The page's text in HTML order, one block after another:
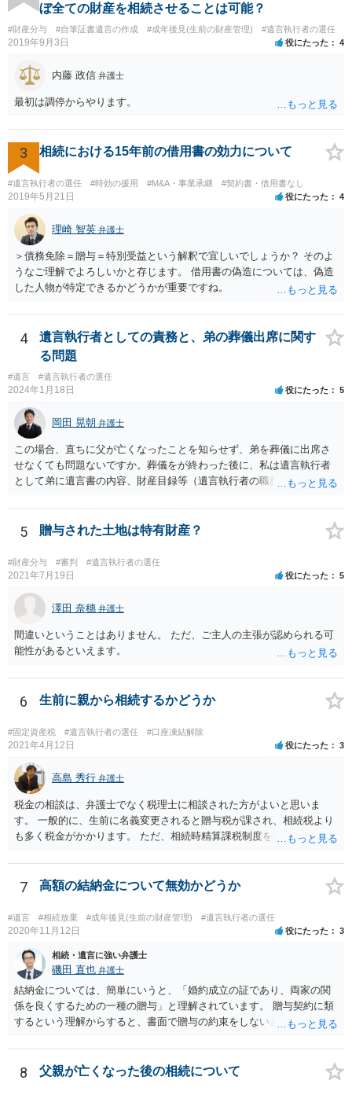
ぼ全ての財産を相続させることは可能？
#財産分与 #自筆証書遺言の作成 #成年後見(生前の財産管理) #遺言執行者の選任
2019年9月3日 役にたった 4
内藤 政信 弁護士
最初は調停からやります。
3 相続における15年前の借用書の効力について
#遺言執行者の選任 #時効の援用 #M&A・事業承継 #契約書・借用書なし
2019年5月21日 役にたった 4
理崎 智英 弁護士
＞債務免除＝贈与＝特別受益という解釈で宜しいでしょうか？ そのよ
うなご理解でよろしいかと存じます。 借用書の偽造については、偽造
した人物が特定できるかどうかが重要ですね。
4
遺言執行者としての責務と、弟の葬儀出席に関す
る問題
#遺言 #遺言執行者の選任
2024年1月18日 役にたった 5
岡田 晃朝 弁護士
この場合、直ちに父が亡くなったことを知らせず、弟を葬儀に出席さ
せなくても問題ないですか。葬儀をが終わった後に、私は遺言執行者
として弟に遺言書の内容、財産目録等（遺言執行者の職務）を知らせ
るかは喪主の自由です。 呼ばなくてもかまいません。 そもそも、そう
いう法律関係にありません。 遺言の内容と遺産の総額の通知、公正証
で、対応しましょう。 そのあとは遺留分の請求などがあればそれへの
対応となるでしょう。
5 贈与された土地は特有財産？
#財産分与 #審判 #遺言執行者の選任
2021年7月19日 役にたった 5
澤田 奈穗 弁護士
間違いということはありません。 ただ、ご主人の主張が認められる可
能性があるといえます。
6 生前に親から相続するかどうか
#固定資産税 #遺言執行者の選任 #口座凍結解除
2021年4月12日 役にたった 3
高島 秀行 弁護士
税金の相談は、弁護士でなく税理士に相談された方がよいと思いま
す。 一般的に、生前に名義変更されると贈与税が課され、相続税より
も多く税金がかかります。 ただ、相続時精算課税制度を取れば、実質
ういう場合にどれくらい税金がかかるか計算してもらって どういう方
針を取るか決められたらよいと思います。
7 高額の結納金について無効かどうか
#遺言 #相続放棄 #成年後見(生前の財産管理) #遺言執行者の選任
2020年11月12日 役にたった 3
相続・遺言に強い弁護士
磯田 直也 弁護士
結納金については、簡単にいうと、「婚約成立の証であり、両家の関
係を良くするための一種の贈与」と理解されています。 贈与契約に類
するという理解からすると、書面で贈与の約束をしないと相手方は支
ことは困難です。 くれぐれも今後お気をつけください。 弁護士に対応
を依頼されるのも悪くはありませんが、感情的な理由が強いと思いま
8 父親が亡くなった後の相続について